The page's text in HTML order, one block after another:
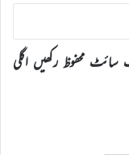
محفوظ رکھیں اگلی